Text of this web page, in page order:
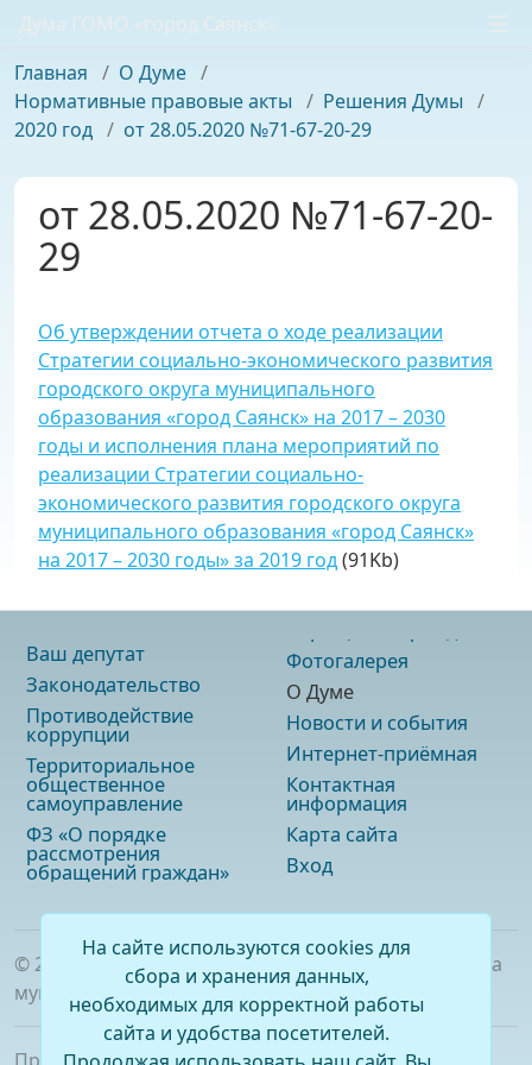
Дума ГОМО «город Саянск»
Главная / О Думе /
Нормативные правовые акты / Решения Думы /
2020 год / от 28.05.2020 №71-67-20-29
от 28.05.2020 №71-67-20-
29
Об утверждении отчета о ходе реализации
Стратегии социально-экономического развития
городского округа муниципального
образования «город Саянск» на 2017 – 2030
годы и исполнения плана мероприятий по
реализации Стратегии социально-
экономического развития городского округа
муниципального образования «город Саянск»
на 2017 – 2030 годы» за 2019 год(91Kb)
Ваш депутат
Законодательство
Противодействие
коррупции
Территориальное
общественное
самоуправление
ФЗ «О порядке
рассмотрения
обращений граждан»
Фотогалерея
О Думе
Новости и события
Интернет-приёмная
Контактная
информация
Карта сайта
Вход
© 2026
. Официальный сайт Думы городского округа
муниципального образования «город Саянск»
На сайте используются cookies для
сбора и хранения данных,
необходимых для корректной работы
сайта и удобства посетителей.